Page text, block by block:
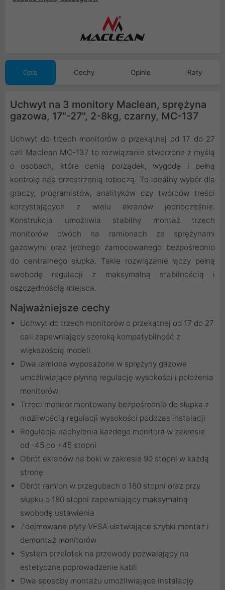
Opis Cechy Opinie Raty
Uchwyt na 3 monitory Maclean, sprężyna
gazowa, 17"-27", 2-8kg, czarny, MC-137
Uchwyt do trzech monitorów o przekątnej od 17 do 27
cali Maclean MC-137 to rozwiązanie stworzone z myślą
o osobach, które cenią porządek, wygodę i pełną
kontrolę nad przestrzenią roboczą. To idealny wybór dla
graczy, programistów, analityków czy twórców treści
korzystających z wielu ekranów jednocześnie.
Konstrukcja umożliwia stabilny montaż trzech
monitorów dwóch na ramionach ze sprężynami
gazowymi oraz jednego zamocowanego bezpośrednio
do centralnego słupka. Takie rozwiązanie łączy pełną
swobodę regulacji z maksymalną stabilnością i
oszczędnością miejsca.
Najważniejsze cechy
Uchwyt do trzech monitorów o przekątnej od 17 do 27
cali zapewniający szeroką kompatybilność z
większością modeli
Dwa ramiona wyposażone w sprężyny gazowe
umożliwiające płynną regulację wysokości i położenia
monitorów
Trzeci monitor montowany bezpośrednio do słupka z
możliwością regulacji wysokości podczas instalacji
Regulacja nachylenia każdego monitora w zakresie
od -45 do +45 stopni
Obrót ekranów na boki w zakresie 90 stopni w każdą
stronę
Obrót ramion w przegubach o 180 stopni oraz przy
słupku o 180 stopni zapewniający maksymalną
swobodę ustawienia
Zdejmowane płyty VESA ułatwiające szybki montaż i
demontaż monitorów
System przelotek na przewody pozwalający na
estetyczne poprowadzenie kabli
Dwa sposoby montażu umożliwiające instalację